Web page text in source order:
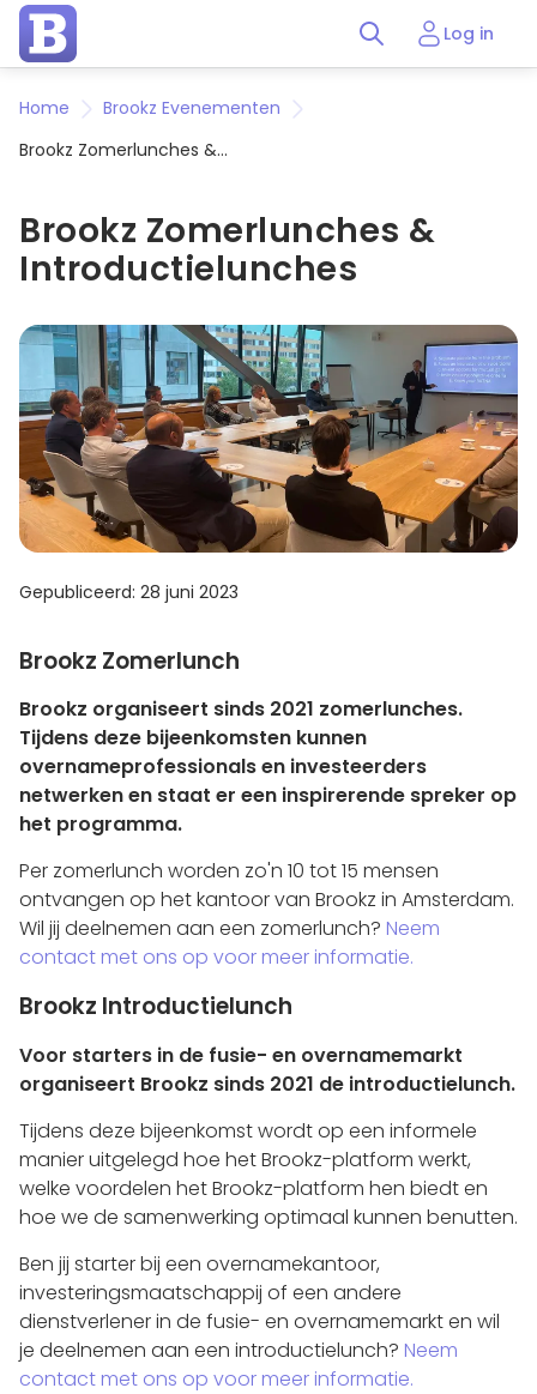
Log in
Home
Brookz Evenementen
Brookz Zomerlunches &
Brookz Zomerlunches &
Introductielunches
Gepubliceerd: 28 juni 2023
Brookz Zomerlunch
Brookz organiseert sinds 2021 zomerlunches.
Tijdens deze bijeenkomsten kunnen
overnameprofessionals en investeerders
netwerken en staat er een inspirerende spreker op
het programma.
Per zomerlunch worden zo'n 10 tot 15 mensen
ontvangen op het kantoor van Brookz in Amsterdam.
Wil jij deelnemen aan een zomerlunch? Neem
contact met ons op voor meer informatie.
Brookz Introductielunch
Voor starters in de fusie- en overnamemarkt
organiseert Brookz sinds 2021 de introductielunch.
Tijdens deze bijeenkomst wordt op een informele
manier uitgelegd hoe het Brookz-platform werkt,
welke voordelen het Brookz-platform hen biedt en
hoe we de samenwerking optimaal kunnen benutten.
Ben jij starter bij een overnamekantoor,
investeringsmaatschappij of een andere
dienstverlener in de fusie- en overnamemarkt en wil
je deelnemen aan een introductielunch? Neem
contact met ons op voor meer informatie.